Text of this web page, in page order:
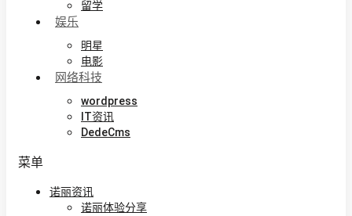
留学
娱乐
明星
电影
网络科技
wordpress
IT资讯
DedeCms
菜单
诺丽资讯
诺丽体验分享